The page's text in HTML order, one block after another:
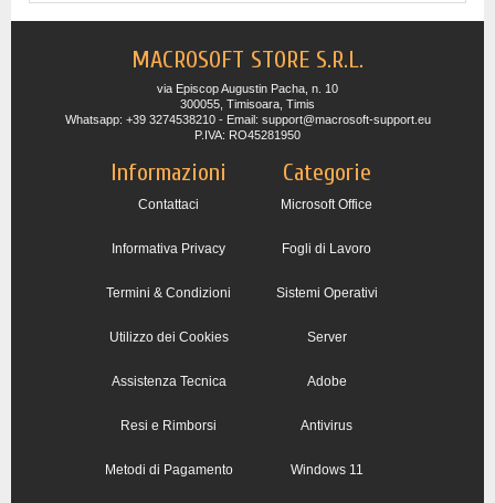
MACROSOFT STORE S.R.L.
via Episcop Augustin Pacha, n. 10
300055, Timisoara, Timis
Whatsapp: +39 3274538210 - Email: support@macrosoft-support.eu
P.IVA: RO45281950
Informazioni
Contattaci
Informativa Privacy
Termini & Condizioni
Utilizzo dei Cookies
Assistenza Tecnica
Resi e Rimborsi
Metodi di Pagamento
Categorie
Microsoft Office
Fogli di Lavoro
Sistemi Operativi
Server
Adobe
Antivirus
Windows 11